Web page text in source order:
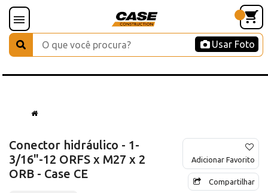
Usar Foto
Conector hidráulico - 1-
3/16"-12 ORFS x M27 x 2
ORB - Case CE
Adicionar Favorito
Compartilhar